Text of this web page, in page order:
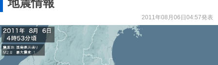
地震情報
2011年08月06日04:57発表